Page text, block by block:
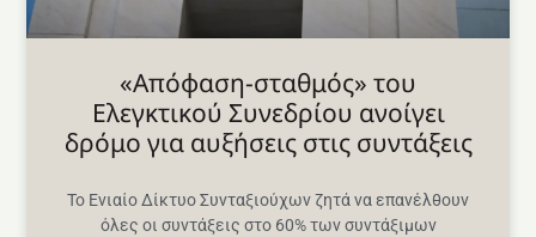
«Απόφαση-σταθμός» του
Ελεγκτικού Συνεδρίου ανοίγει
δρόμο για αυξήσεις στις συντάξεις
Το Ενιαίο Δίκτυο Συνταξιούχων ζητά να επανέλθουν
όλες οι συντάξεις στο 60% των συντάξιμων